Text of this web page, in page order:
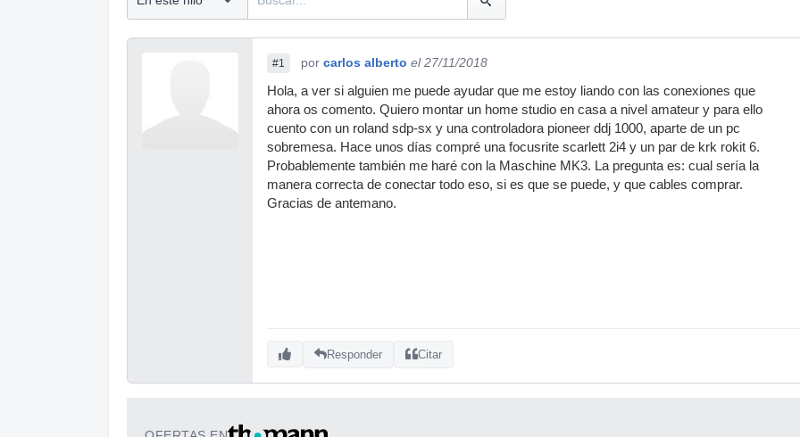
#1 por carlos alberto el 27/11/2018
Hola, a ver si alguien me puede ayudar que me estoy liando con las conexiones que
ahora os comento. Quiero montar un home studio en casa a nivel amateur y para ello
cuento con un roland sdp-sx y una controladora pioneer ddj 1000, aparte de un pc
sobremesa. Hace unos días compré una focusrite scarlett 2i4 y un par de krk rokit 6.
Probablemente también me haré con la Maschine MK3. La pregunta es: cual sería la
manera correcta de conectar todo eso, si es que se puede, y que cables comprar.
Gracias de antemano.
Responder Citar